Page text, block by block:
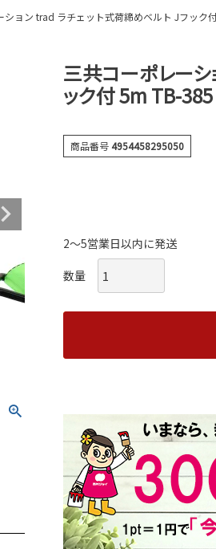
ション trad ラチェット式荷締めベルト Jフック
三共コーポレーシ
ック付 5m TB-385
商品番号4954458295050
2～5営業日以内に発送